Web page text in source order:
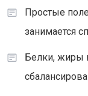
Простые
занимается
Белки, жиры